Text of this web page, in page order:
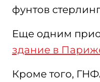
фунтов
Еще одним
здание в
Кроме того,